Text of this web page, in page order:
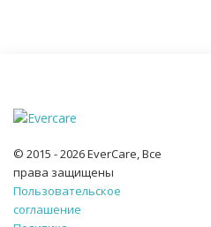
© 2015 - 2026 EverCare, Все
права защищены
Пользовательское
соглашение